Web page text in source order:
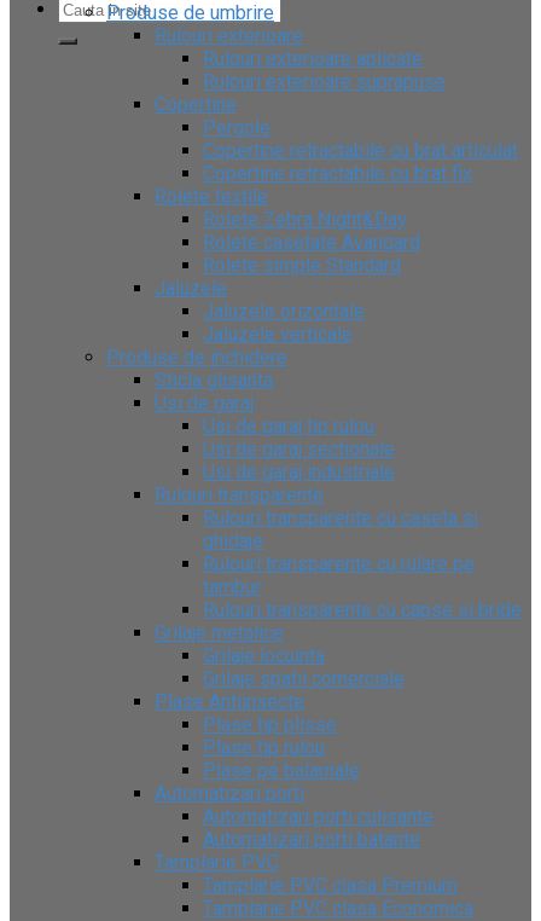
Produse de umbrire
Rulouri exterioare
Rulouri exterioare aplicate
Rulouri exterioare suprapuse
Copertine
Pergole
Copertine retractabile cu brat articulat
Copertine retractabile cu brat fix
Rolete textile
Rolete Zebra Night&Day
Rolete casetate Avangard
Rolete simple Standard
Jaluzele
Jaluzele orizontale
Jaluzele verticale
Produse de inchidere
Sticla glisanta
Usi de garaj
Usi de garaj tip rulou
Usi de garaj sectionale
Usi de garaj industriale
Rulouri transparente
Rulouri transparente cu caseta si
ghidaje
Rulouri transparente cu rulare pe
tambur
Rulouri transparente cu capse si bride
Grilaje metalice
Grilaje locuinta
Grilaje spatii comerciale
Plase Antiinsecte
Plase tip plisse
Plase tip rulou
Plase pe balamale
Automatizari porti
Automatizari porti culisante
Automatizari porti batante
Tamplarie PVC
Tamplarie PVC clasa Premium
Tamplarie PVC clasa Economica